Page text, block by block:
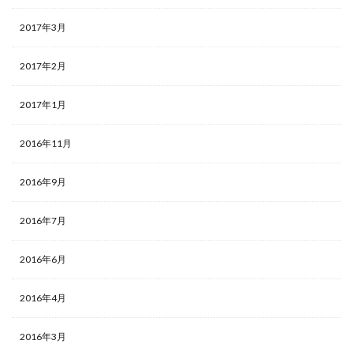
2017年3月
2017年2月
2017年1月
2016年11月
2016年9月
2016年7月
2016年6月
2016年4月
2016年3月